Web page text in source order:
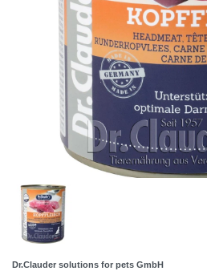
Dr.Clauder solutions for pets GmbH